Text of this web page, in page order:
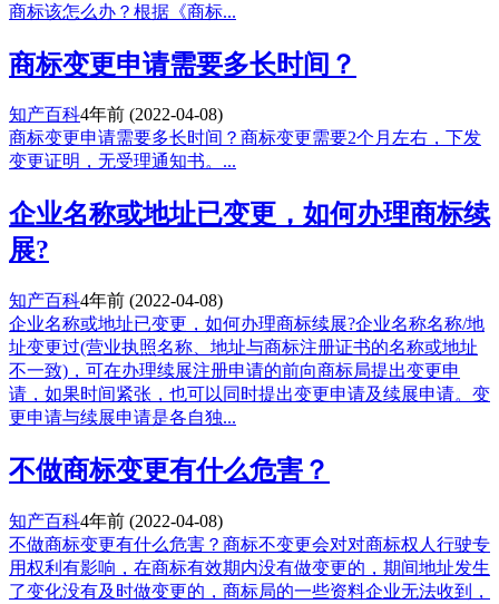
商标该怎么办？根据《商标...
商标变更申请需要多长时间？
知产百科4年前 (2022-04-08)
商标变更申请需要多长时间？商标变更需要2个月左右，下发
变更证明，无受理通知书。...
企业名称或地址已变更，如何办理商标续
展?
知产百科4年前 (2022-04-08)
企业名称或地址已变更，如何办理商标续展?企业名称名称/地
址变更过(营业执照名称、地址与商标注册证书的名称或地址
不一致)，可在办理续展注册申请的前向商标局提出变更申
请，如果时间紧张，也可以同时提出变更申请及续展申请。变
更申请与续展申请是各自独...
不做商标变更有什么危害？
知产百科4年前 (2022-04-08)
不做商标变更有什么危害？商标不变更会对对商标权人行驶专
用权利有影响，在商标有效期内没有做变更的，期间地址发生
了变化没有及时做变更的，商标局的一些资料企业无法收到，